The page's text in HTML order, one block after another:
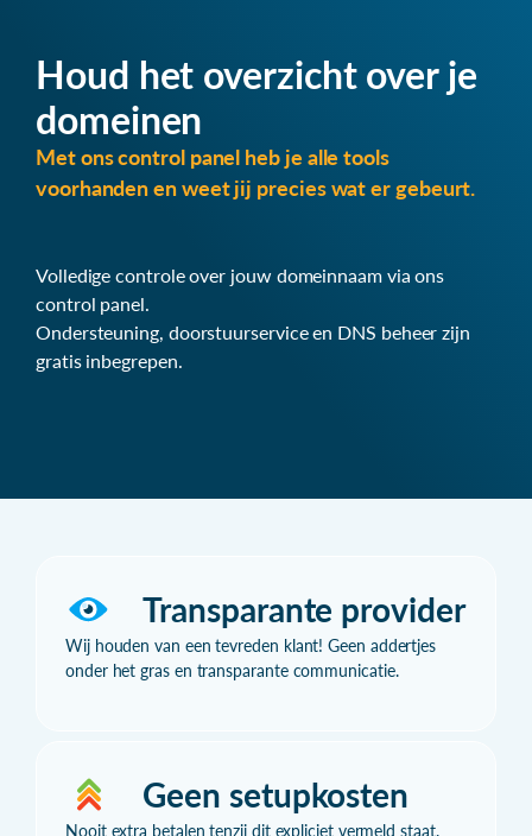
Houd het overzicht over je
domeinen
Met ons control panel heb je alle tools
voorhanden en weet jij precies wat er gebeurt.
Volledige controle over jouw domeinnaam via ons
control panel.
Ondersteuning, doorstuurservice en DNS beheer zijn
gratis inbegrepen.
Transparante provider
Wij houden van een tevreden klant! Geen addertjes
onder het gras en transparante communicatie.
Geen setupkosten
Nooit extra betalen tenzij dit expliciet vermeld staat.